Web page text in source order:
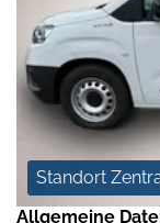
Standort
Allgemeine